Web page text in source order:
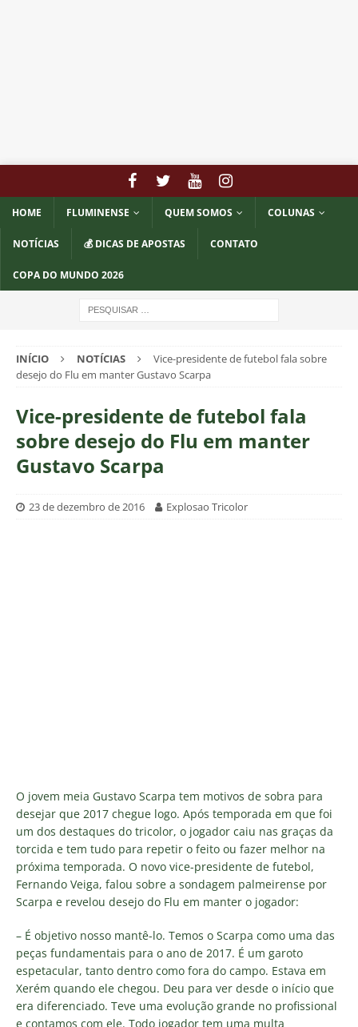
HOME FLUMINENSE QUEM SOMOS COLUNAS
NOTÍCIAS 💰 DICAS DE APOSTAS CONTATO
COPA DO MUNDO 2026
INÍCIO NOTÍCIAS
Vice-presidente de futebol fala sobre
desejo do Flu em manter Gustavo Scarpa
Vice-presidente de futebol fala
sobre desejo do Flu em manter
Gustavo Scarpa
23 de dezembro de 2016 Explosao Tricolor
O jovem meia Gustavo Scarpa tem motivos de sobra para
desejar que 2017 chegue logo. Após temporada em que foi
um dos destaques do tricolor, o jogador caiu nas graças da
torcida e tem tudo para repetir o feito ou fazer melhor na
próxima temporada. O novo vice-presidente de futebol,
Fernando Veiga, falou sobre a sondagem palmeirense por
Scarpa e revelou desejo do Flu em manter o jogador:
– É objetivo nosso mantê-lo. Temos o Scarpa como uma das
peças fundamentais para o ano de 2017. É um garoto
espetacular, tanto dentro como fora do campo. Estava em
Xerém quando ele chegou. Deu para ver desde o início que
era diferenciado. Teve uma evolução grande no profissional
e contamos com ele. Todo jogador tem uma multa